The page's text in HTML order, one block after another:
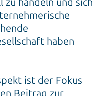
handeln und sich
haben
ist der Fokus
Beitrag zur